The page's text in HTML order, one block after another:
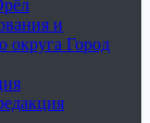
и
округа Город